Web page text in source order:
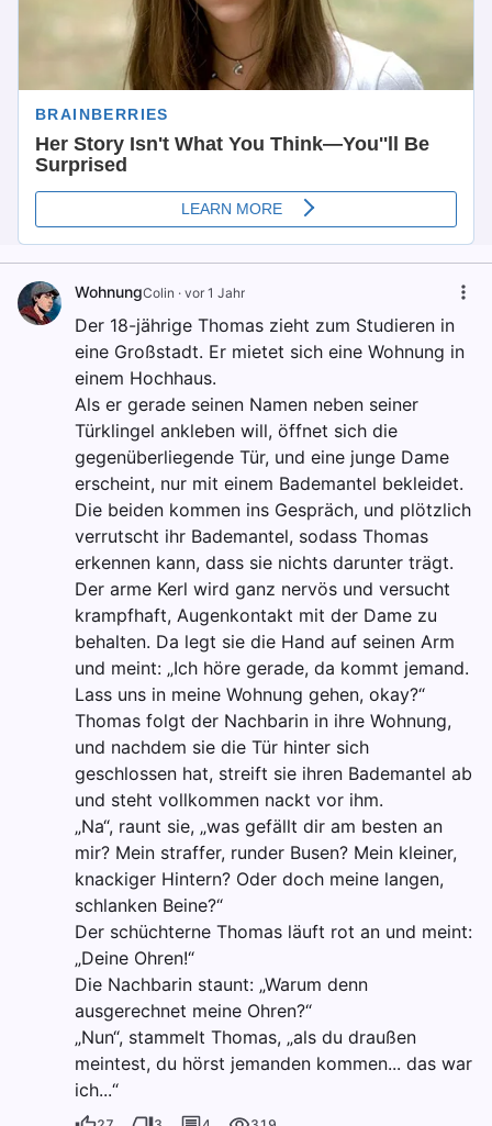
WohnungColin · vor 1 Jahr
Der 18-jährige Thomas zieht zum Studieren in
eine Großstadt. Er mietet sich eine Wohnung in
einem Hochhaus.
Als er gerade seinen Namen neben seiner
Türklingel ankleben will, öffnet sich die
gegenüberliegende Tür, und eine junge Dame
erscheint, nur mit einem Bademantel bekleidet.
Die beiden kommen ins Gespräch, und plötzlich
verrutscht ihr Bademantel, sodass Thomas
erkennen kann, dass sie nichts darunter trägt.
Der arme Kerl wird ganz nervös und versucht
krampfhaft, Augenkontakt mit der Dame zu
behalten. Da legt sie die Hand auf seinen Arm
und meint: „Ich höre gerade, da kommt jemand.
Lass uns in meine Wohnung gehen, okay?“
Thomas folgt der Nachbarin in ihre Wohnung,
und nachdem sie die Tür hinter sich
geschlossen hat, streift sie ihren Bademantel ab
und steht vollkommen nackt vor ihm.
„Na“, raunt sie, „was gefällt dir am besten an
mir? Mein straffer, runder Busen? Mein kleiner,
knackiger Hintern? Oder doch meine langen,
schlanken Beine?“
Der schüchterne Thomas läuft rot an und meint:
„Deine Ohren!“
Die Nachbarin staunt: „Warum denn
ausgerechnet meine Ohren?“
„Nun“, stammelt Thomas, „als du draußen
meintest, du hörst jemanden kommen... das war
ich...“